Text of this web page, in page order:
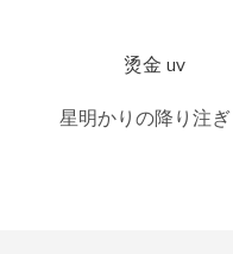
星明かりの降り注ぎ